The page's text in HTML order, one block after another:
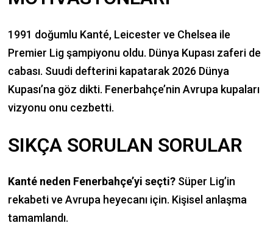
1991 doğumlu Kanté, Leicester ve Chelsea ile
Premier Lig şampiyonu oldu. Dünya Kupası zaferi de
cabası. Suudi defterini kapatarak 2026 Dünya
Kupası’na göz dikti. Fenerbahçe’nin Avrupa kupaları
vizyonu onu cezbetti.
SIKÇA SORULAN SORULAR
Kanté neden Fenerbahçe’yi seçti?Süper Lig’in
rekabeti ve Avrupa heyecanı için. Kişisel anlaşma
tamamlandı.